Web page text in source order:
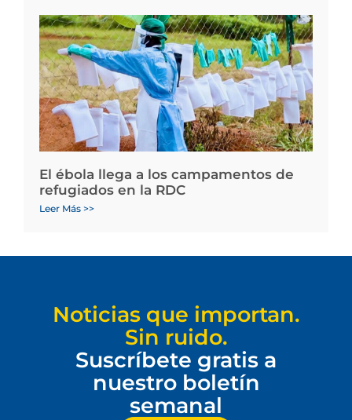
El ébola llega a los campamentos de
refugiados en la RDC
Leer Más >>
Noticias que importan.
Sin ruido.
Suscríbete gratis a
nuestro boletín
semanal